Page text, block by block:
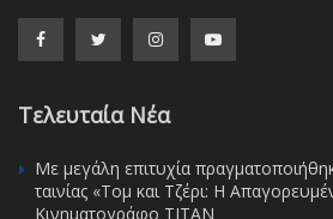
Τελευταία Νέα
Με μεγάλη επιτυχία
ταινίας «Τομ και Τζέρι: Η
Κινηματογράφο ΤΙΤΑΝ